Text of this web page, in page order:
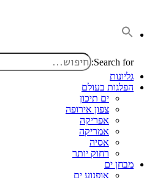
Search for:
גליונות
הפלגות בעולם
ים תיכון
צפון אירופה
אפריקה
אמריקה
אסיה
רחוק יותר
מבחן ים
אופנוע ים